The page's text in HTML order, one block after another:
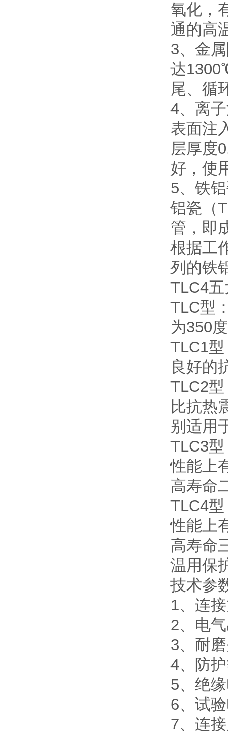
氧化，
通的高
3、金
达
尾、循
4、离
表面注
层厚度
好，使
5、铁
铝瓷（
管，即
根据工
列的铁
TLC4
TLC型
为350
TLC1
良好的
TLC2
比抗热
别适用
TLC3
性能上
高寿命
TLC4
性能上
高寿命
温用保
技术参
1、连
2、电
3、耐
4、防
5、绝
6、试
7、连